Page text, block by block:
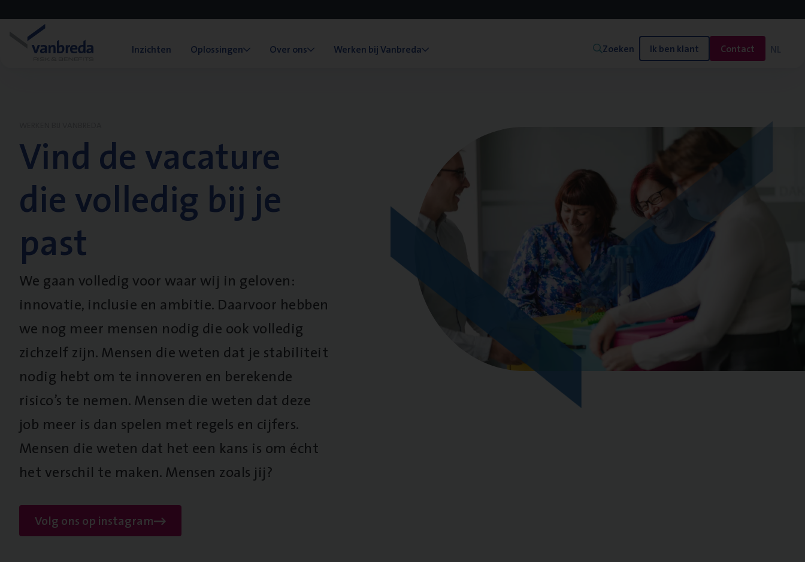
Inzichten Oplossingen Over ons Werken bij Vanbreda Zoeken Ik ben klant Contact NL
Vind de vacature
die volledig bij je
past
We gaan volledig voor waar wij in geloven:
innovatie, inclusie en ambitie. Daarvoor hebben
we nog meer mensen nodig die ook volledig
zichzelf zijn. Mensen die weten dat je stabiliteit
nodig hebt om te innoveren en berekende
risico’s te nemen. Mensen die weten dat deze
job meer is dan spelen met regels en cijfers.
Mensen die weten dat het een kans is om écht
het verschil te maken. Mensen zoals jij?
Volg ons op instagram